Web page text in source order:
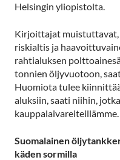
Helsingin yliopistolta.
Kirjoittajat
riskialtis ja
rahtialuksen
tonnien öljyvuotoon,
Huomiota tulee
aluksiin, saati niihin,
kauppalaivareiteillämme.
Suomalainen
käden sormilla